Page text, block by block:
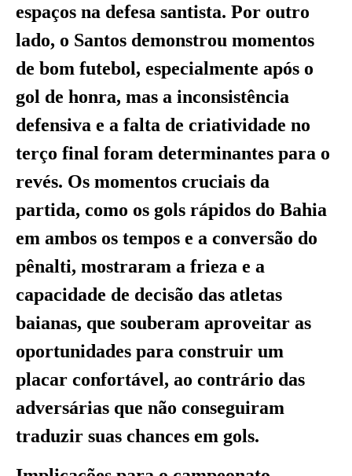
espaços na defesa santista. Por outro
lado, o Santos demonstrou momentos
de bom futebol, especialmente após o
gol de honra, mas a inconsistência
defensiva e a falta de criatividade no
terço final foram determinantes para o
revés. Os momentos cruciais da
partida, como os gols rápidos do Bahia
em ambos os tempos e a conversão do
pênalti, mostraram a frieza e a
capacidade de decisão das atletas
baianas, que souberam aproveitar as
oportunidades para construir um
placar confortável, ao contrário das
adversárias que não conseguiram
traduzir suas chances em gols.